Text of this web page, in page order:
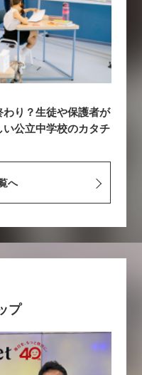
わり？生徒や保護者が
公立中学校のカタチ
へ
プ